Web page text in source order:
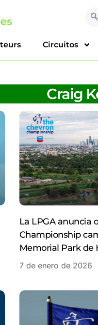
Circuitos
Craig
La LPGA anuncia
Championship
Memorial Park de
7 de enero de 2026